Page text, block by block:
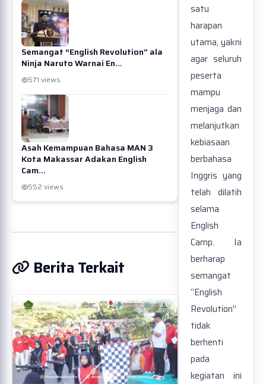
satu
harapan
utama, yakni
agar seluruh
peserta
mampu
menjaga dan
melanjutkan
kebiasaan
berbahasa
Inggris yang
telah dilatih
selama
English
Camp. Ia
berharap
semangat
“English
Revolution”
tidak
berhenti
pada
kegiatan ini
Semangat “English Revolution” ala
Ninja Naruto Warnai En...
571 views
Asah Kemampuan Bahasa MAN 3
Kota Makassar Adakan English
Cam...
552 views
Berita Terkait